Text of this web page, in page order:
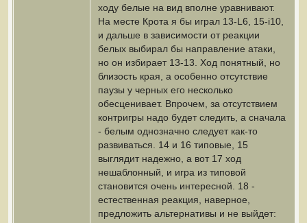
ходу белые на вид вполне уравнивают.
На месте Крота я бы играл 13-L6, 15-i10,
и дальше в зависимости от реакции
белых выбирал бы направление атаки,
но он избирает 13-13. Ход понятный, но
близость края, а особенно отсутствие
паузы у черных его несколько
обесценивает. Впрочем, за отсутствием
контригры надо будет следить, а сначала
- белым однозначно следует как-то
развиваться. 14 и 16 типовые, 15
выглядит надежно, а вот 17 ход
нешаблонный, и игра из типовой
становится очень интересной. 18 -
естественная реакция, наверное,
предложить альтернативы и не выйдет: